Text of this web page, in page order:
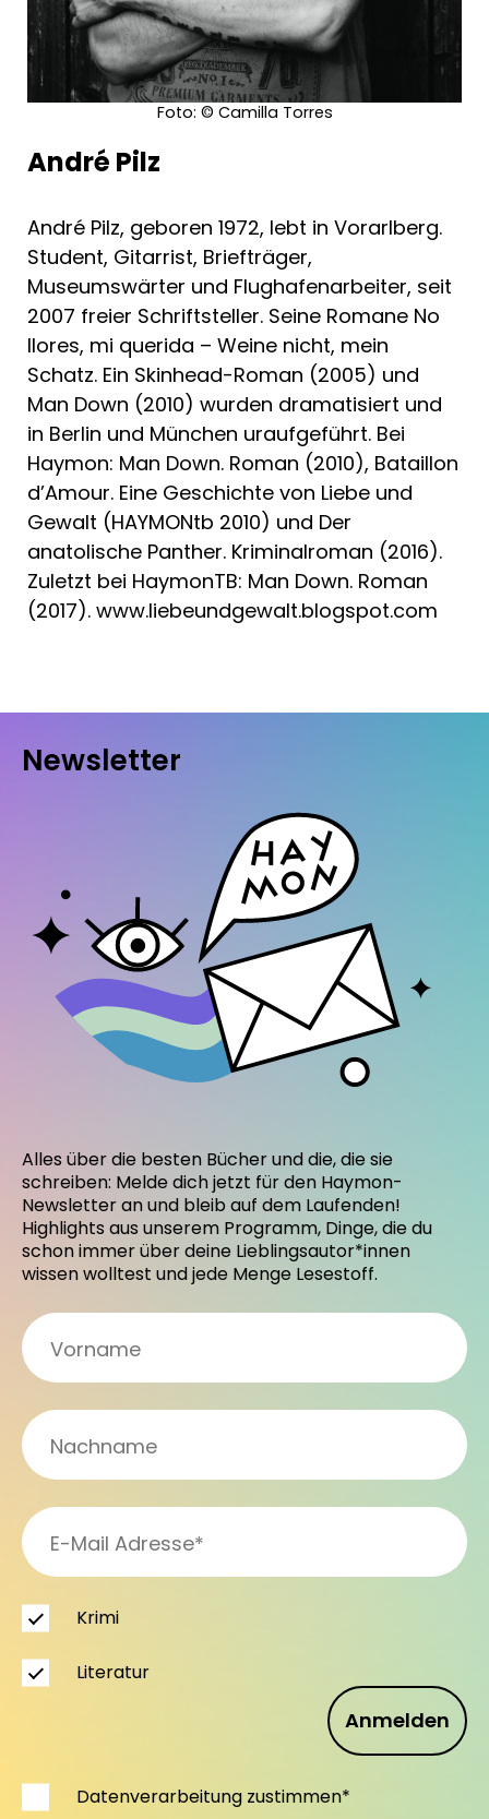
ignoriert werden: den Gescheiterten, die es
in unserer Leistungsgesellschaft nicht
geschafft haben. Der Autor schafft es, ihnen
ein Gesicht und eine Geschichte zu geben.
Wahnsinns Buch, das bis zur letzten Seite
fesselt!"
Foto: © Camilla Torres
André Pilz
André Pilz, geboren 1972, lebt in Vorarlberg.
Student, Gitarrist, Briefträger,
Museumswärter und Flughafenarbeiter, seit
2007 freier Schriftsteller. Seine Romane No
llores, mi querida – Weine nicht, mein
Schatz. Ein Skinhead-Roman (2005) und
Man Down (2010) wurden dramatisiert und
in Berlin und München uraufgeführt. Bei
Haymon: Man Down. Roman (2010), Bataillon
d’Amour. Eine Geschichte von Liebe und
Gewalt (HAYMONtb 2010) und Der
anatolische Panther. Kriminalroman (2016).
Zuletzt bei HaymonTB: Man Down. Roman
(2017). www.liebeundgewalt.blogspot.com
Newsletter
Alles über die besten Bücher und die, die sie
schreiben: Melde dich jetzt für den Haymon-
Newsletter an und bleib auf dem Laufenden!
Highlights aus unserem Programm, Dinge, die du
schon immer über deine Lieblingsautor*innen
wissen wolltest und jede Menge Lesestoff.
Anmelden
Krimi
Literatur
Datenverarbeitung zustimmen*